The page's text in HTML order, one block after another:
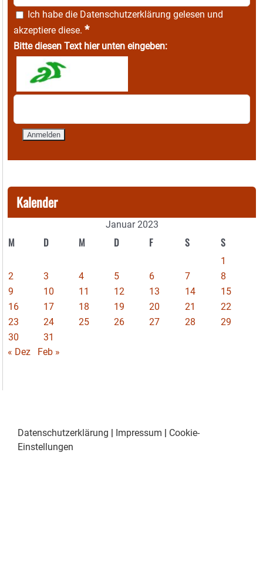
Ich habe die Datenschutzerklärung gelesen und
akzeptiere diese. *
Bitte diesen Text hier unten eingeben:
Kalender
Januar 2023
M D M D F S S
1
2
3 4 5 6 7
8
9
10 11 12 13 14
15
16
17 18 19 20 21
22
23
24 25 26 27 28
29
30
31
« Dez
Feb »
Datenschutzerklärung Impressum
Cookie-
Einstellungen